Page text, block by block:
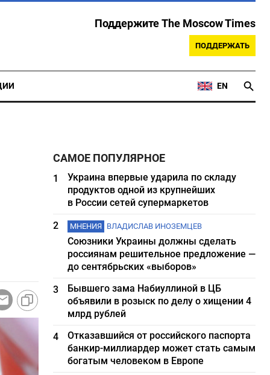
Поддержите The Moscow Times
ПОДДЕРЖАТЬ
EN
САМОЕ ПОПУЛЯРНОЕ
1
Украина впервые ударила по складу
продуктов одной из крупнейших
в России сетей супермаркетов
2
МНЕНИЯ ВЛАДИСЛАВ ИНОЗЕМЦЕВ
Союзники Украины должны сделать
россиянам решительное предложение —
до сентябрьских «выборов»
3
Бывшего зама Набиуллиной в ЦБ
объявили в розыск по делу о хищении 4
млрд рублей
4
Отказавшийся от российского паспорта
банкир-миллиардер может стать самым
богатым человеком в Европе